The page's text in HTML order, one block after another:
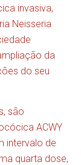
invasiva,
Neisseria
da
do seu
são
ACWY
intervalo de
quarta dose,